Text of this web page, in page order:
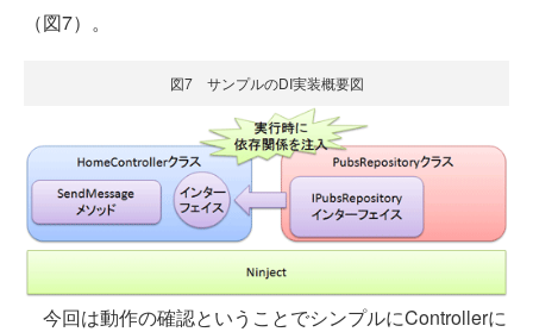
（図7）。
図7 サンプルのDI実装概要図
今回は動作の確認ということでシンプルにControllerに